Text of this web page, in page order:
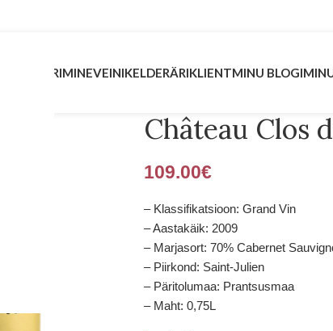
INVESTEERIMINEVEINIKELDERÄRIKLIENTMINU BLOGI
Château Clos
109.00€
– Klassifikatsioon: Grand Vin
– Aastakäik: 2009
– Marjasort: 70% Cabernet
– Piirkond: Saint-Julien
– Päritolumaa: Prantsusmaa
– Maht: 0,75L